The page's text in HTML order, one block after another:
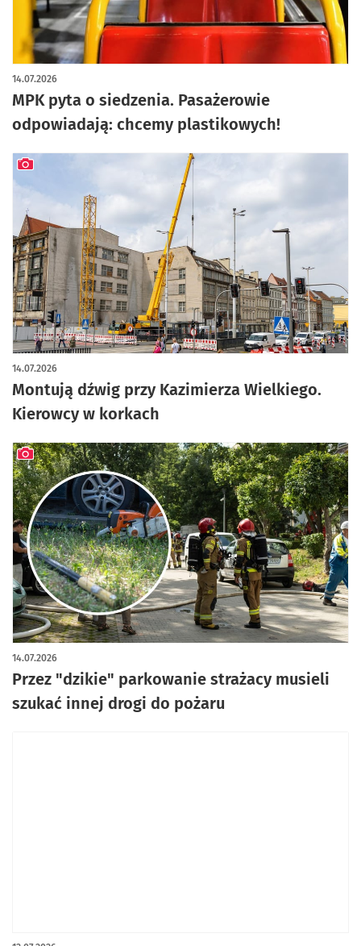
MPK pyta o siedzenia. Pasażerowie
odpowiadają: chcemy plastikowych!
14.07.2026
artykuł z galerią zdjęć
Montują dźwig przy Kazimierza Wielkiego.
Kierowcy w korkach
14.07.2026
artykuł z galerią zdjęć
Przez "dzikie" parkowanie strażacy musieli
szukać innej drogi do pożaru
14.07.2026
artykuł z galerią zdjęć